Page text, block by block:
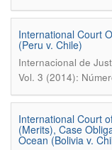
International Court
(Peru v. Chile)
Internacional de
Vol. 3 (2014):
International Court
(Merits), Case
Ocean (Bolivia v.